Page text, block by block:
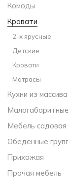
Комоды
Кровати
2-х ярусные
Детские
Кровати
Матрасы
Кухни из массива
Мебель садовая
Обеденные
Прихожая
Прочая мебель